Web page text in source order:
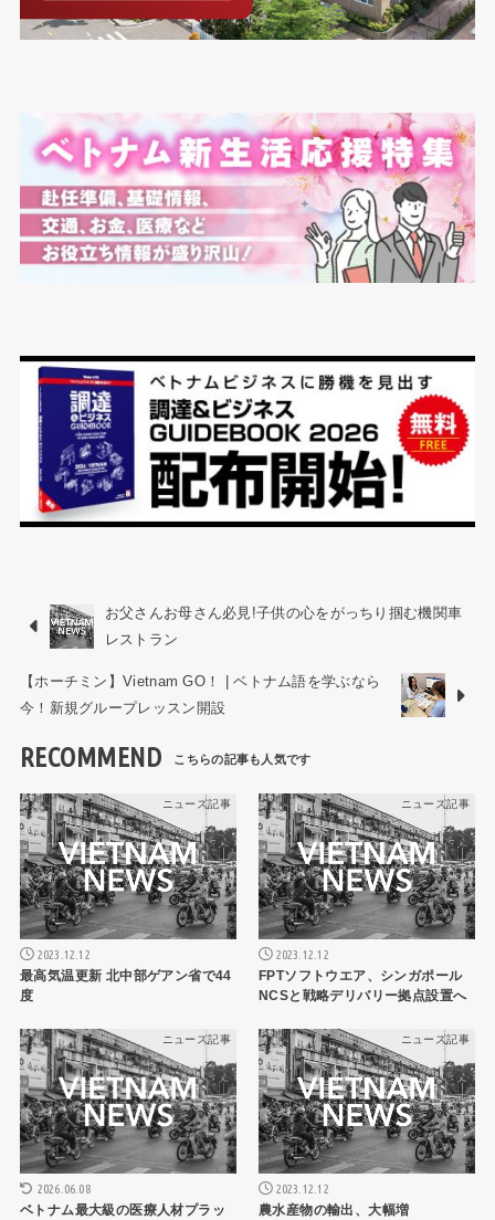
お父さんお母さん必見!子供の心をがっちり掴む機関車
レストラン
【ホーチミン】Vietnam GO！ | ベトナム語を学ぶなら
今！新規グループレッスン開設
RECOMMEND
ニュース記事
2023.12.12
最高気温更新 北中部ゲアン省で44
度
ニュース記事
2023.12.12
FPTソフトウエア、シンガポール
NCSと戦略デリバリー拠点設置へ
ニュース記事
2026.06.08
ベトナム最大級の医療人材プラッ
ニュース記事
2023.12.12
農水産物の輸出、大幅増